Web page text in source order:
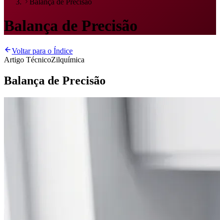
Balança de Precisão
Balança de Precisão
Voltar para o Índice
Artigo TécnicoZilquímica
Balança de Precisão